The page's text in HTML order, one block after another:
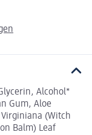
Alcohol*
Gum, Aloe
(Witch
Balm) Leaf